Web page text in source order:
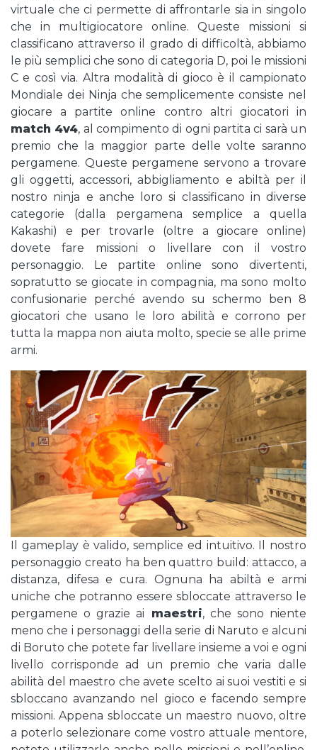
virtuale che ci permette di affrontarle sia in singolo
che in multigiocatore online. Queste missioni si
classificano attraverso il grado di difficoltà, abbiamo
le più semplici che sono di categoria D, poi le missioni
C e così via. Altra modalità di gioco è il campionato
Mondiale dei Ninja che semplicemente consiste nel
giocare a partite online contro altri giocatori in
match 4v4, al compimento di ogni partita ci sarà un
premio che la maggior parte delle volte saranno
pergamene. Queste pergamene servono a trovare
gli oggetti, accessori, abbigliamento e abiltà per il
nostro ninja e anche loro si classificano in diverse
categorie (dalla pergamena semplice a quella
Kakashi) e per trovarle (oltre a giocare online)
dovete fare missioni o livellare con il vostro
personaggio. Le partite online sono divertenti,
sopratutto se giocate in compagnia, ma sono molto
confusionarie perché avendo su schermo ben 8
giocatori che usano le loro abilità e corrono per
tutta la mappa non aiuta molto, specie se alle prime
armi.
Il gameplay è valido, semplice ed intuitivo. Il nostro
personaggio creato ha ben quattro build: attacco, a
distanza, difesa e cura. Ognuna ha abiltà e armi
uniche che potranno essere sbloccate attraverso le
pergamene o grazie ai maestri, che sono niente
meno che i personaggi della serie di Naruto e alcuni
di Boruto che potete far livellare insieme a voi e ogni
livello corrisponde ad un premio che varia dalle
abilità del maestro che avete scelto ai suoi vestiti e si
sbloccano avanzando nel gioco e facendo sempre
missioni. Appena sbloccate un maestro nuovo, oltre
a poterlo selezionare come vostro attuale mentore,